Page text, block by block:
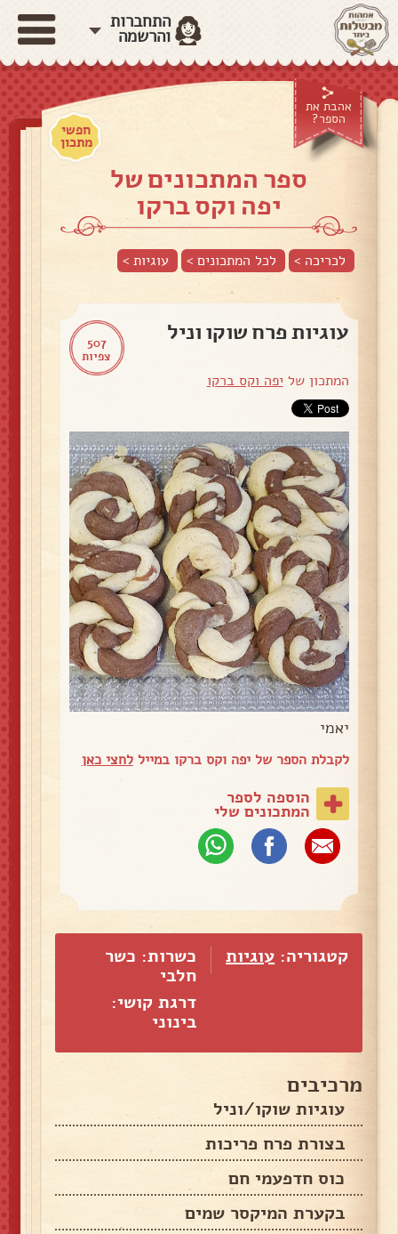
התחברות
והרשמה
אהבת את
הספר?
חפשי
מתכון
ספר המתכונים של
יפה וקס ברקו
לכריכה > לכל המתכונים > עוגיות>
507
צפיות
עוגיות פרח שוקו וניל
המתכון של יפה וקס ברקו
יאמי
לקבלת הספר של יפה וקס ברקו במייללחצי כאן
הוספה לספר
המתכונים שלי
קטגוריה: עוגיות
כשרות: כשר
חלבי
דרגת קושי:
בינוני
מרכיבים
עוגיות שוקו/וניל
בצורת פרח פריכות
כוס חדפעמי חם
בקערת המיקסר שמים